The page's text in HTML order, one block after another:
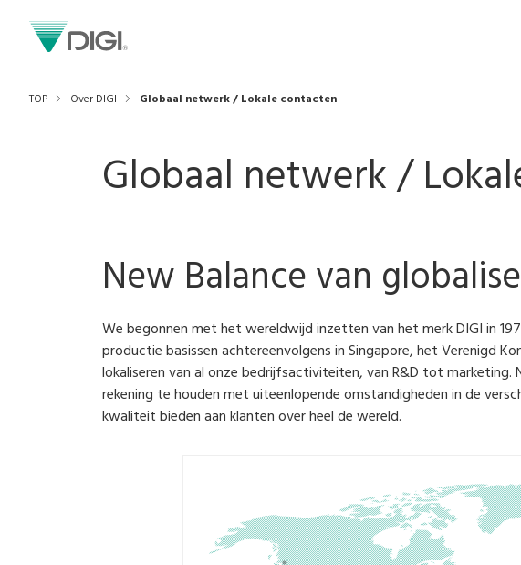
TOP Over DIGI Globaal netwerk / Lokale contacten
Globaal netwerk /
New Balance van
We begonnen met het wereldwijd inzetten van het merk DIGI in
productie basissen achtereenvolgens in Singapore, het Verenigd
lokaliseren van al onze bedrijfsactiviteiten, van R&D tot
rekening te houden met uiteenlopende omstandigheden in de
kwaliteit bieden aan klanten over heel de wereld.